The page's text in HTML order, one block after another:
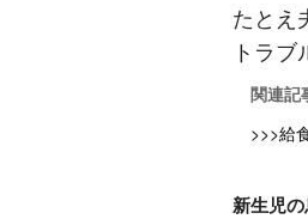
たとえ
トラブ
関連記
>>>給
新生児